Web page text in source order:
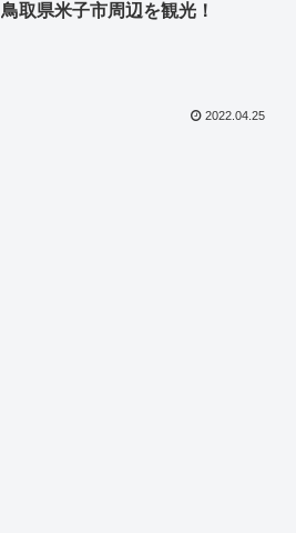
鳥取県米子市周辺を観光！
2022.04.25